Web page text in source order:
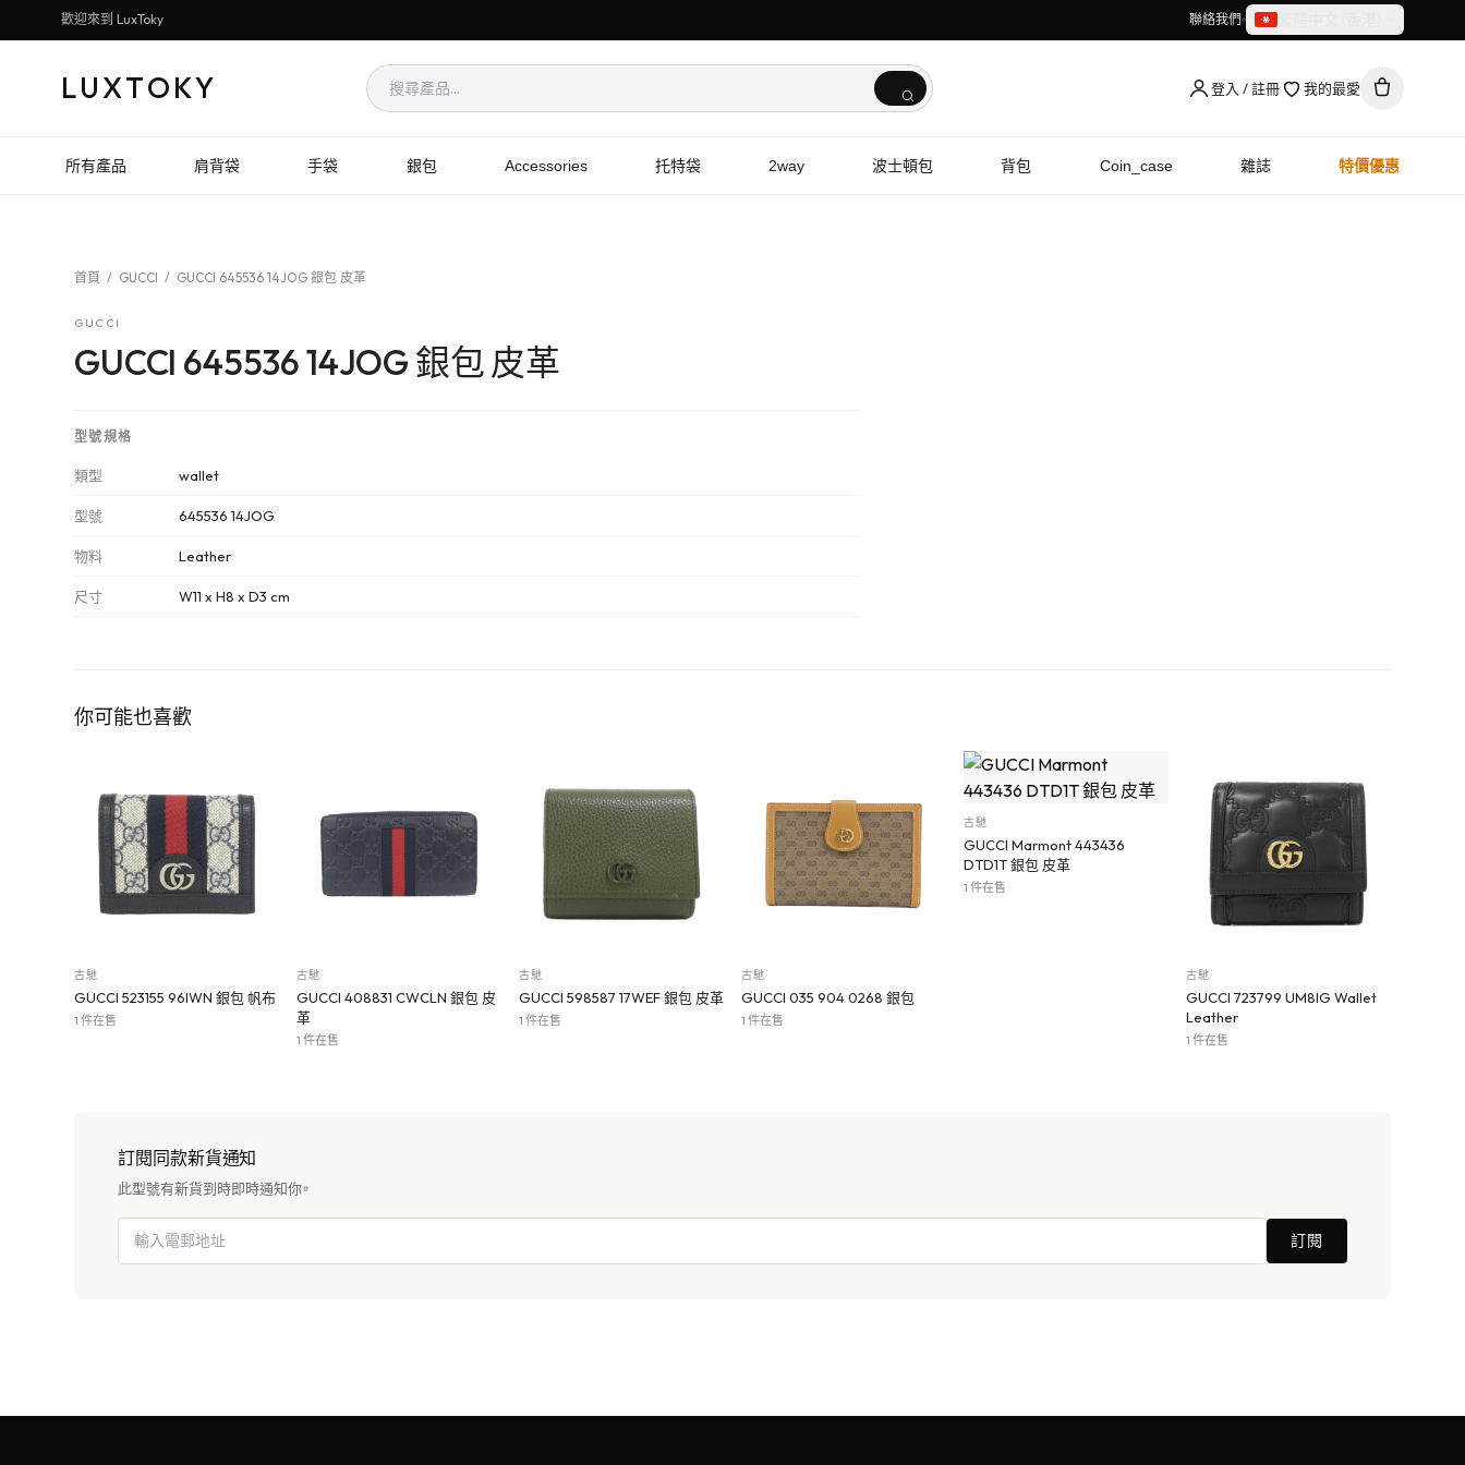
歡迎來到 LuxToky 聯絡我們
繁體中文（香港）
LUXTOKY 登入 / 註冊 我的最愛
所有產品 肩背袋 手袋 銀包 Accessories 托特袋 2way 波士頓包 背包 Coin_case 雜誌 特價優惠
首頁 / GUCCI / GUCCI 645536 14JOG 銀包 皮革
GUCCI
GUCCI 645536 14JOG 銀包 皮革
型號規格
類型 wallet
型號 645536 14JOG
物料 Leather
尺寸 W11 x H8 x D3 cm
你可能也喜歡
古馳
GUCCI 523155 96IWN 銀包 帆布
1 件在售
古馳
GUCCI 408831 CWCLN 銀包 皮
革
1 件在售
古馳
GUCCI 598587 17WEF 銀包 皮革
1 件在售
古馳
GUCCI 035 904 0268 銀包
1 件在售
古馳
GUCCI Marmont 443436
DTD1T 銀包 皮革
1 件在售
古馳
GUCCI 723799 UM8IG Wallet
Leather
1 件在售
訂閱同款新貨通知
此型號有新貨到時即時通知你。
訂閱